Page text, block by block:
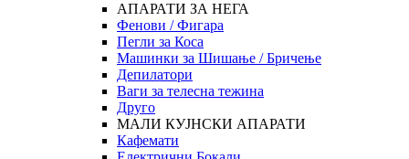
АПАРАТИ ЗА НЕГА
Фенови / Фигара
Пегли за Коса
Машинки за Шишање / Бричење
Депилатори
Ваги за телесна тежина
Друго
МАЛИ КУЈНСКИ АПАРАТИ
Кафемати